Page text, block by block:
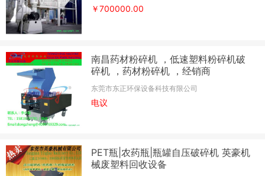
￥700000.00
南昌药材粉碎机 ，低速塑料粉碎机破
碎机 ，药材粉碎机 ，经销商
东莞市东正环保设备科技有限公司
电议
PET瓶|农药瓶|瓶罐自压破碎机 英豪机
械废塑料回收设备